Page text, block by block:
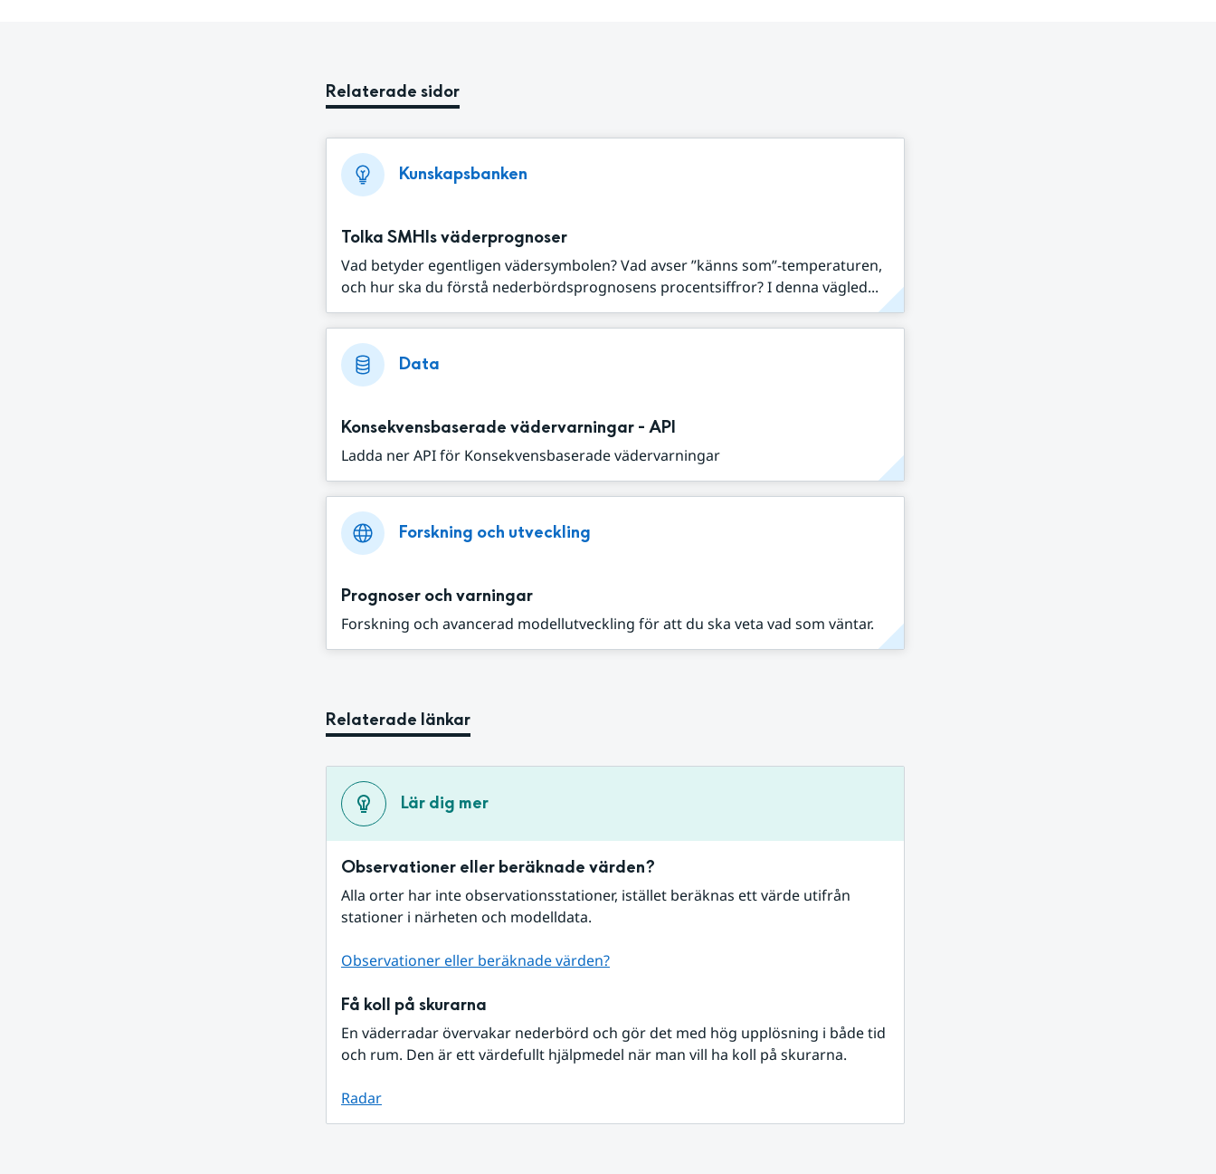
Relaterade sidor
Kunskapsbanken
Tolka SMHIs väderprognoser
Vad betyder egentligen vädersymbolen? Vad avser ”känns som”-temperaturen,
och hur ska du förstå nederbördsprognosens procentsiffror? I denna vägled...
Data
Konsekvensbaserade vädervarningar - API
Ladda ner API för Konsekvensbaserade vädervarningar
Forskning och utveckling
Prognoser och varningar
Forskning och avancerad modellutveckling för att du ska veta vad som väntar.
Relaterade länkar
Lär dig mer
Observationer eller beräknade värden?
Alla orter har inte observationsstationer, istället beräknas ett värde utifrån
stationer i närheten och modelldata.
Observationer eller beräknade värden?
Få koll på skurarna
En väderradar övervakar nederbörd och gör det med hög upplösning i både tid
och rum. Den är ett värdefullt hjälpmedel när man vill ha koll på skurarna.
Radar